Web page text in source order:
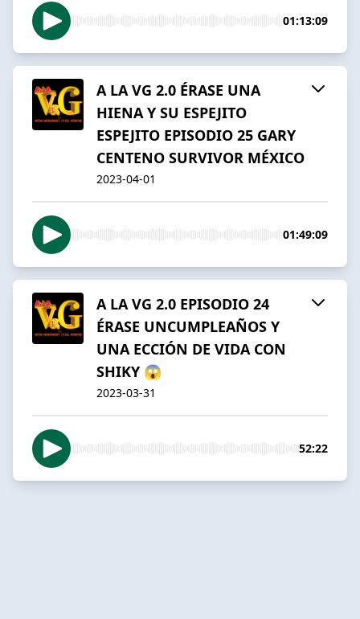
01:13:09
A LA VG 2.0 ÉRASE UNA
HIENA Y SU ESPEJITO
ESPEJITO EPISODIO 25 GARY
CENTENO SURVIVOR MÉXICO
2023-04-01
01:49:09
A LA VG 2.0 EPISODIO 24
ÉRASE UNCUMPLEAÑOS Y
UNA ECCIÓN DE VIDA CON
SHIKY 😱
2023-03-31
52:22